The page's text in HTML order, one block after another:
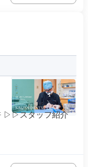
▷▷スタッフ紹介